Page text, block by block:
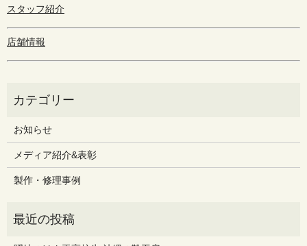
スタッフ紹介
店舗情報
お知らせ
メディア紹介&表彰
製作・修理事例